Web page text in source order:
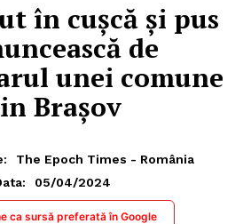
în cușcă și pus
de
unei comune
Brașov
The Epoch Times - România
05/04/2024
ca sursă preferată în Google